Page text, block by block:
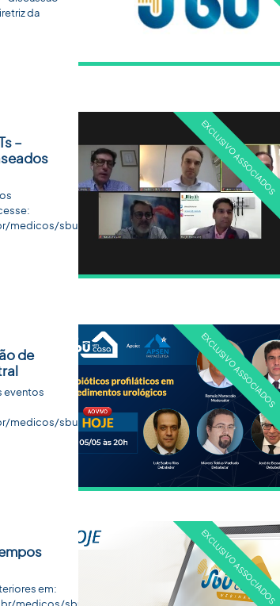
da
–
medicos/sbu-
de
eventos
medicos/sbu-
em: